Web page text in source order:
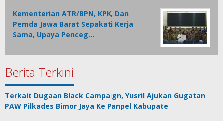
Kementerian ATR/BPN, KPK, Dan
Pemda Jawa Barat Sepakati Kerja
Sama, Upaya Penceg…
Berita Terkini
Terkait Dugaan Black Campaign, Yusril Ajukan Gugatan
PAW Pilkades Bimor Jaya Ke Panpel Kabupate